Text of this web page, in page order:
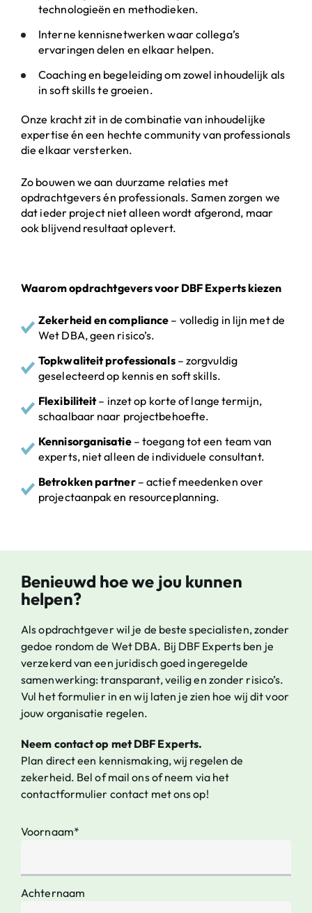
technologieën en methodieken.
Interne kennisnetwerken waar collega’s
ervaringen delen en elkaar helpen.
Coaching en begeleiding om zowel inhoudelijk als
in soft skills te groeien.
Onze kracht zit in de combinatie van inhoudelijke
expertise én een hechte community van professionals
die elkaar versterken.
Zo bouwen we aan duurzame relaties met
opdrachtgevers én professionals. Samen zorgen we
dat ieder project niet alleen wordt afgerond, maar
ook blijvend resultaat oplevert.
Waarom opdrachtgevers voor DBF Experts kiezen
Zekerheid en compliance – volledig in lijn met de
Wet DBA, geen risico’s.
Topkwaliteit professionals– zorgvuldig
geselecteerd op kennis en soft skills.
Flexibiliteit– inzet op korte of lange termijn,
schaalbaar naar projectbehoefte.
Kennisorganisatie– toegang tot een team van
experts, niet alleen de individuele consultant.
Betrokken partner – actief meedenken over
projectaanpak en resourceplanning.
Benieuwd hoe we jou kunnen
helpen?
Als opdrachtgever wil je de beste specialisten, zonder
gedoe rondom de Wet DBA. Bij DBF Experts ben je
verzekerd van een juridisch goed ingeregelde
samenwerking: transparant, veilig en zonder risico’s.
Vul het formulier in en wij laten je zien hoe wij dit voor
jouw organisatie regelen.
Neem contact op met DBF Experts.
Plan direct een kennismaking, wij regelen de
zekerheid. Bel of mail ons of neem via het
contactformulier contact met ons op!
Voornaam*
Achternaam